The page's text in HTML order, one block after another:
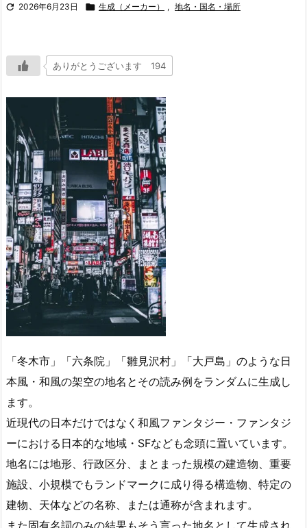
 2026年6月23日  生成（メーカー） , 地名・国名・場所
ありがとうございます 194
「冬木市」「六条院」「雛見沢村」「大戸島」のような日
本風・和風の架空の地名とその読み例をランダムに生成し
ます。
近現代の日本だけではなく和風ファンタジー・ファンタジ
ーにおける日本的な地域・SFなども念頭に置いています。
地名には地形、行政区分、まとまった規模の建造物、重要
施設、小規模でもランドマークに成り得る構造物、特定の
建物、天体などの名称、または通称が含まれます。